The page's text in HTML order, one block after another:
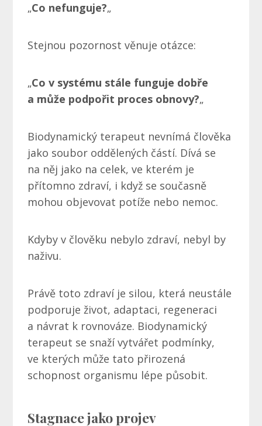
„Co nefunguje?„
Stejnou pozornost věnuje otázce:
„Co v systému stále funguje dobře
a může podpořit proces obnovy?„
Biodynamický terapeut nevnímá člověka
jako soubor oddělených částí. Dívá se
na něj jako na celek, ve kterém je
přítomno zdraví, i když se současně
mohou objevovat potíže nebo nemoc.
Kdyby v člověku nebylo zdraví, nebyl by
naživu.
Právě toto zdraví je silou, která neustále
podporuje život, adaptaci, regeneraci
a návrat k rovnováze. Biodynamický
terapeut se snaží vytvářet podmínky,
ve kterých může tato přirozená
schopnost organismu lépe působit.
Stagnace jako projev